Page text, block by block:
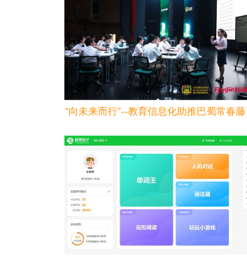
“向未来而行”--教育信息化助推巴蜀常春藤